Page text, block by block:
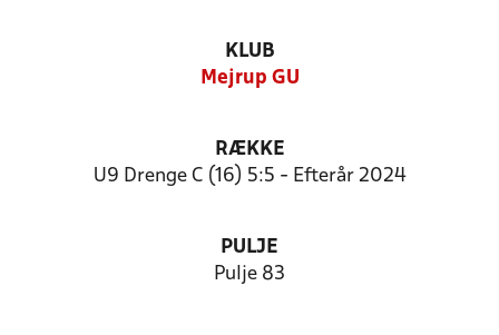
KLUB
Mejrup GU
RÆKKE
U9 Drenge C (16) 5:5 - Efterår 2024
PULJE
Pulje 83